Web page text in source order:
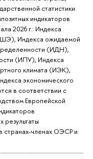
статистики.
индикаторов
2026 г.: Индекса
Индекса ожидаемой
(ИДН),
(ИПУ), Индекса
климата (ИЭК),
экономического
в соответствии с
Европейской
странах-членах ОЭСР и